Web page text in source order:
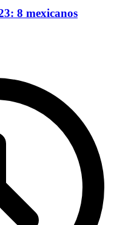
8 mexicanos